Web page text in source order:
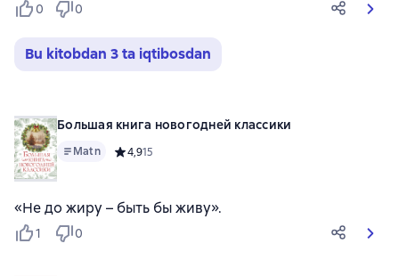
0 0
Bu kitobdan 3 ta iqtibosdan
Большая книга новогодней классики
Matn Средний рейтинг 4,9 на основе 15 оценок
4,915
«Не до жиру – быть бы живу».
1 0